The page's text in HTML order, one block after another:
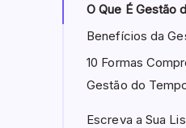
O Que É Gestão
Benefícios da
10 Formas
Gestão do
Escreva a Sua